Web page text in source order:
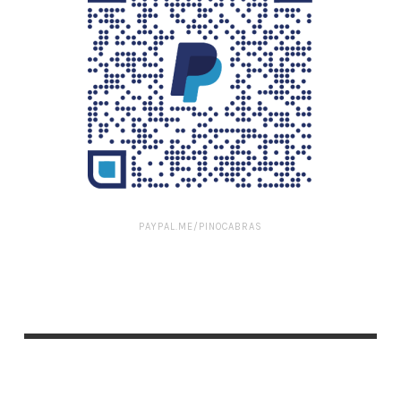
PAYPAL.ME/PINOCABRAS